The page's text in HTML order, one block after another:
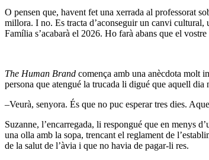
O pensen que, havent fet una xerrada al professorat
millora. I no. Es tracta d’aconseguir un canvi cultural,
Família s’acabarà el 2026. Ho farà abans que el
The Human Brand comença amb una anècdota molt
persona que atengué la trucada li digué que aquell dia
–Veurà, senyora. És que no puc esperar tres dies.
Suzanne, l’encarregada, li respongué que en menys
una olla amb la sopa, trencant el reglament de
de la salut de l’àvia i que no havia de pagar-li res.